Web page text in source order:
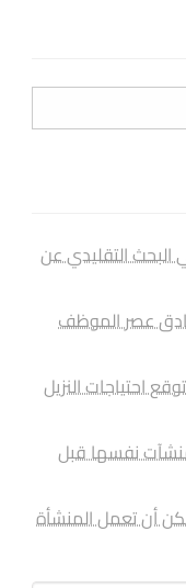
البحث التقليدي عن
عصر الموظف
احتياجات النزيل
نفسها قبل
أن تعمل المنشأة